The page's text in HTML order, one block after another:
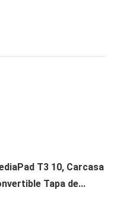
T3 10, Carcasa
Tapa de...